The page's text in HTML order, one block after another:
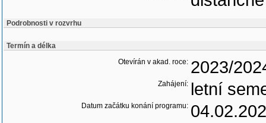
Podrobnosti v rozvrhu
Termín a délka
Otevírán v akad. roce: 2023/
Zahájení: letní
Datum začátku konání programu: